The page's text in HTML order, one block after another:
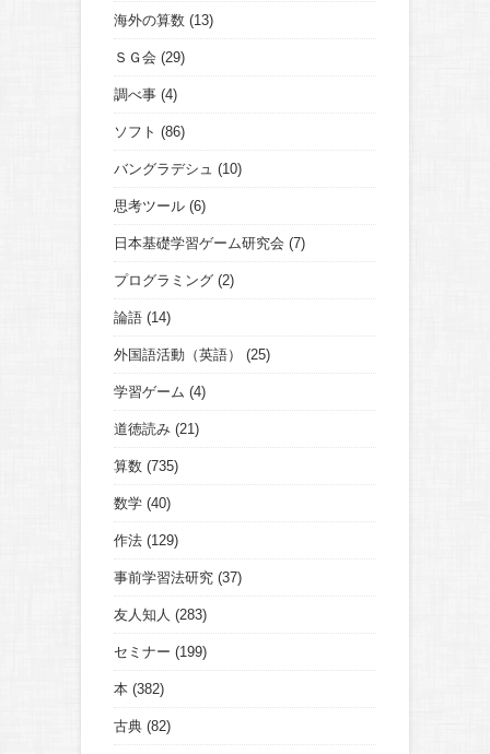
海外の算数 (13)
ＳＧ会 (29)
調べ事 (4)
ソフト (86)
バングラデシュ (10)
思考ツール (6)
日本基礎学習ゲーム研究会 (7)
プログラミング (2)
論語 (14)
外国語活動（英語） (25)
学習ゲーム (4)
道徳読み (21)
算数 (735)
数学 (40)
作法 (129)
事前学習法研究 (37)
友人知人 (283)
セミナー (199)
本 (382)
古典 (82)